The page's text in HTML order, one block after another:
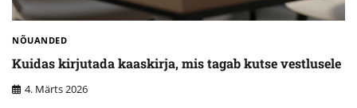
NÕUANDED
Kuidas kirjutada kaaskirja, mis tagab kutse vestlusele
4. Märts 2026